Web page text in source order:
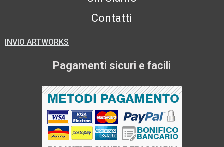
Contatti
INVIO ARTWORKS
Pagamenti sicuri e facili